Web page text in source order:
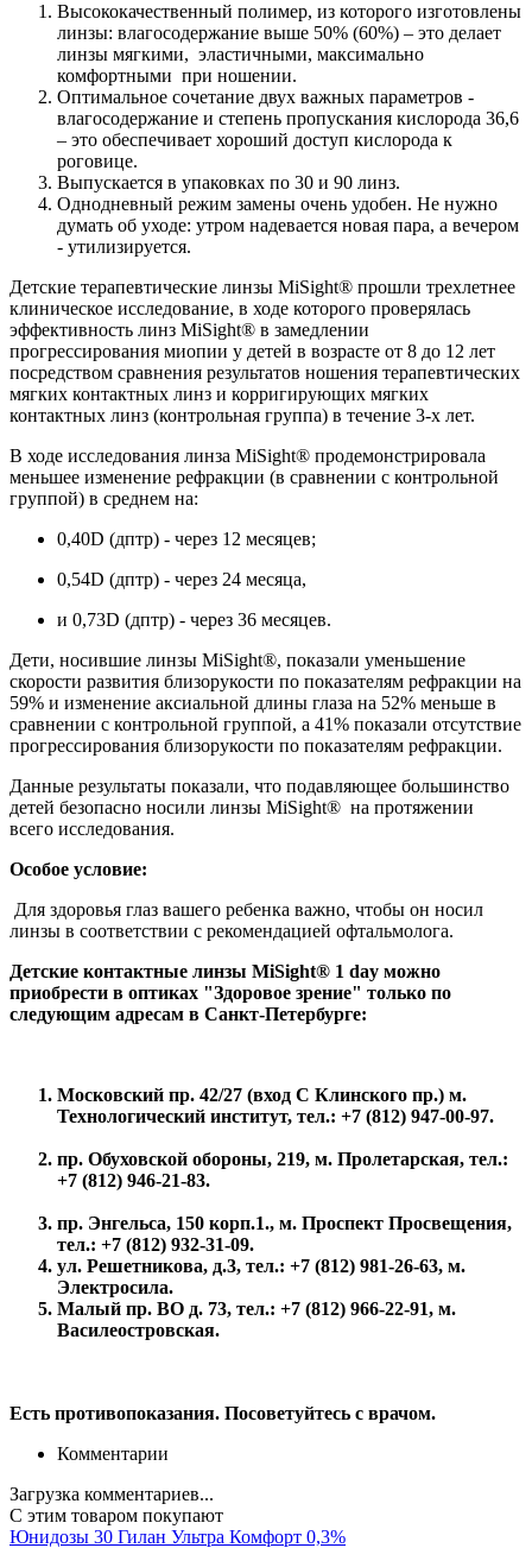
Высококачественный полимер, из которого изготовлены
линзы: влагосодержание выше 50% (60%) – это делает
линзы мягкими, эластичными, максимально
комфортными при ношении.
Оптимальное сочетание двух важных параметров -
влагосодержание и степень пропускания кислорода 36,6
– это обеспечивает хороший доступ кислорода к
роговице.
Выпускается в упаковках по 30 и 90 линз.
Однодневный режим замены очень удобен. Не нужно
думать об уходе: утром надевается новая пара, а вечером
- утилизируется.
Детские терапевтические линзы MiSight® прошли трехлетнее
клиническое исследование, в ходе которого проверялась
эффективность линз MiSight® в замедлении
прогрессирования миопии у детей в возрасте от 8 до 12 лет
посредством сравнения результатов ношения терапевтических
мягких контактных линз и корригирующих мягких
контактных линз (контрольная группа) в течение 3-х лет.
В ходе исследования линза MiSight® продемонстрировала
меньшее изменение рефракции (в сравнении с контрольной
группой) в среднем на:
0,40D (дптр) - через 12 месяцев;
0,54D (дптр) - через 24 месяца,
и 0,73D (дптр) - через 36 месяцев.
Дети, носившие линзы MiSight®, показали уменьшение
скорости развития близорукости по показателям рефракции на
59% и изменение аксиальной длины глаза на 52% меньше в
сравнении с контрольной группой, а 41% показали отсутствие
прогрессирования близорукости по показателям рефракции.
Данные результаты показали, что подавляющее большинство
детей безопасно носили линзы MiSight® на протяжении
всего исследования.
Особое условие:
Для здоровья глаз вашего ребенка важно, чтобы он носил
линзы в соответствии с рекомендацией офтальмолога.
Детские контактные линзы MiSight® 1 day можно
приобрести в оптиках "Здоровое зрение" только по
следующим адресам в Санкт-Петербурге:
Московский пр. 42/27 (вход С Клинского пр.) м.
Технологический институт, тел.: +7 (812) 947-00-97.
пр. Обуховской обороны, 219, м. Пролетарская, тел.:
+7 (812) 946-21-83.
пр. Энгельса, 150 корп.1., м. Проспект Просвещения,
тел.: +7 (812) 932-31-09.
ул. Решетникова, д.3, тел.: +7 (812) 981-26-63, м.
Электросила.
Малый пр. ВО д. 73, тел.: +7 (812) 966-22-91, м.
Василеостровская.
Есть противопоказания. Посоветуйтесь с врачом.
Комментарии
Загрузка комментариев...
С этим товаром покупают
Юнидозы 30 Гилан Ультра Комфорт 0,3%